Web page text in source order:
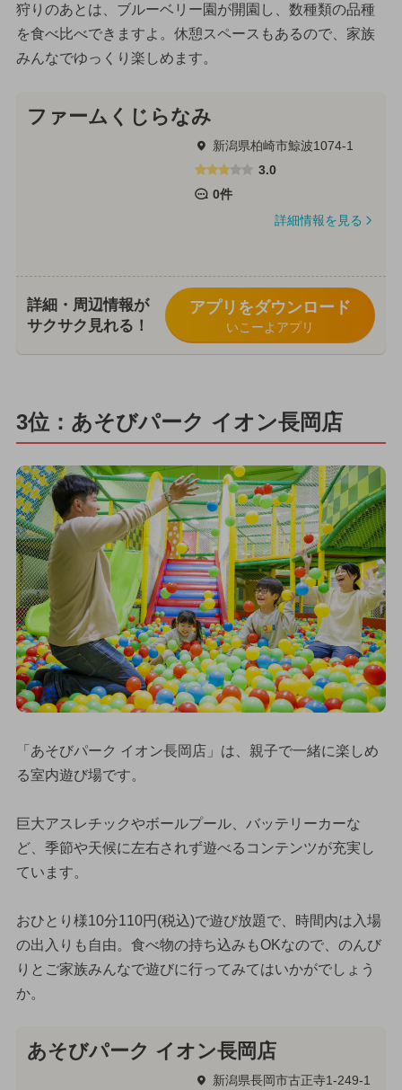
狩りのあとは、ブルーベリー園が開園し、数種類の品種
を食べ比べできますよ。休憩スペースもあるので、家族
みんなでゆっくり楽しめます。
ファームくじらなみ
新潟県柏崎市鯨波1074-1
3.0
0件
詳細情報を見る
詳細・周辺情報が
サクサク見れる！
アプリをダウンロード
いこーよアプリ
3位：あそびパーク イオン長岡店
「あそびパーク イオン長岡店」は、親子で一緒に楽しめ
る室内遊び場です。
巨大アスレチックやボールプール、バッテリーカーな
ど、季節や天候に左右されず遊べるコンテンツが充実し
ています。
おひとり様10分110円(税込)で遊び放題で、時間内は入場
の出入りも自由。食べ物の持ち込みもOKなので、のんび
りとご家族みんなで遊びに行ってみてはいかがでしょう
か。
あそびパーク イオン長岡店
新潟県長岡市古正寺1-249-1